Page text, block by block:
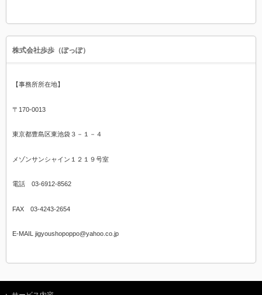
株式会社歩歩（ぽっぽ）
【事務所所在地】
〒170-0013
東京都豊島区東池袋３－１－４
メゾンサンシャイン１２１９号室
電話 03-6912-8562
FAX 03-4243-2654
E-MAIL jigyoushopoppo@yahoo.co.jp